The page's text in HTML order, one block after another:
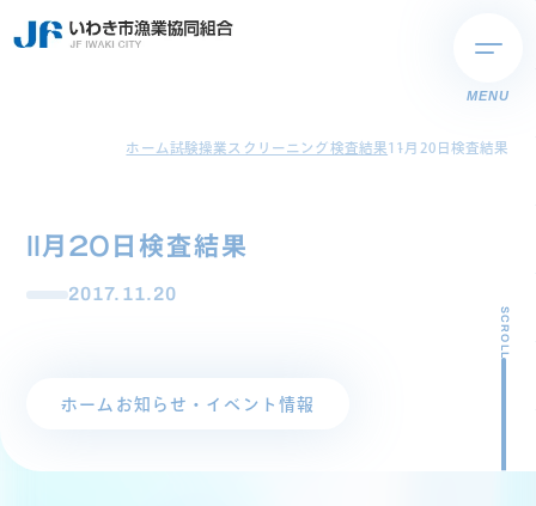
MENU
ホーム試験操業スクリーニング検査結果11月20日検査結果
11月20日検査結果
2017.11.20
ホーム お知らせ・イベント情報
SCROLL